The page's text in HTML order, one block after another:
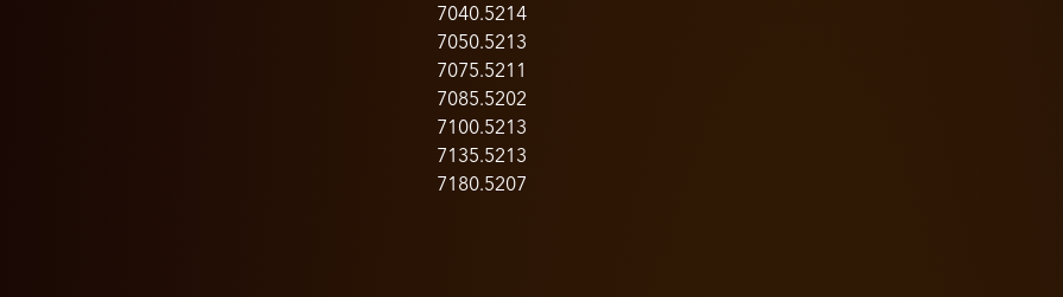
7040.5214
7050.5213
7075.5211
7085.5202
7100.5213
7135.5213
7180.5207